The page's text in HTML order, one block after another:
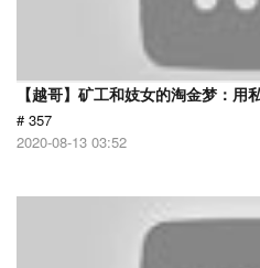
【越哥】矿工和妓女的淘金梦：用
# 357
2020-08-13 03:52